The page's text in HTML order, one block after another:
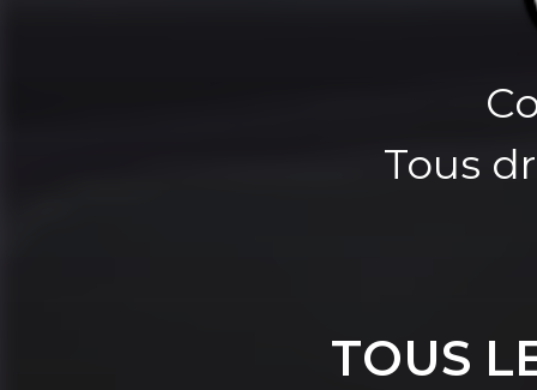
Tous
TOUS